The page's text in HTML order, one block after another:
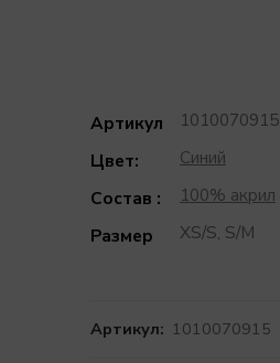
Артикул
1010070915
Цвет:
Синий
Состав :
100% акрил
Размер
XS/S, S/M
Артикул: 1010070915